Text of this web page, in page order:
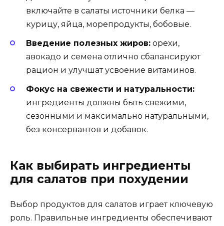
включайте в салаты источники белка —
курицу, яйца, морепродукты, бобовые.
Введение полезных жиров: орехи,
авокадо и семена отлично сбалансируют
рацион и улучшат усвоение витаминов.
Фокус на свежести и натуральности:
ингредиенты должны быть свежими,
сезонными и максимально натуральными,
без консервантов и добавок.
Как выбирать ингредиенты
для салатов при похудении
Выбор продуктов для салатов играет ключевую
роль. Правильные ингредиенты обеспечивают